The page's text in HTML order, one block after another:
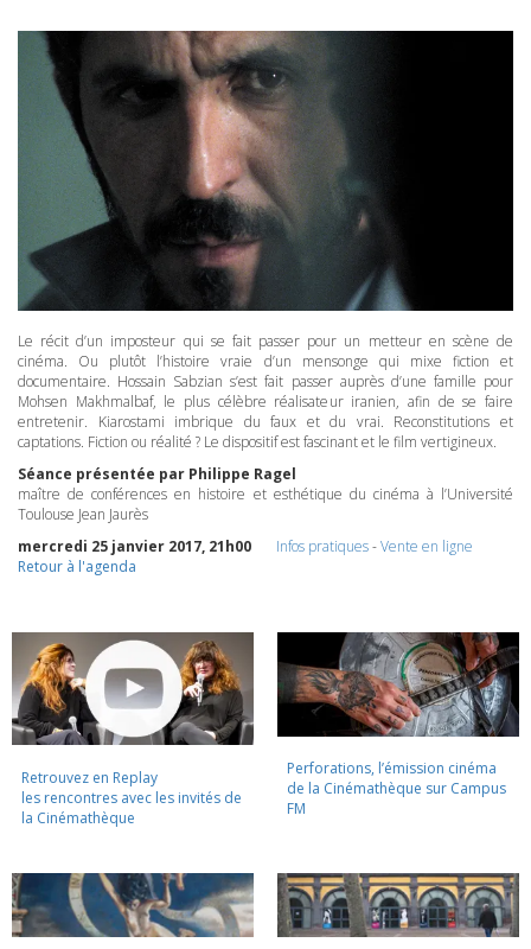
Le récit d’un imposteur qui se fait passer pour un metteur en scène de
cinéma. Ou plutôt l’histoire vraie d’un mensonge qui mixe fiction et
documentaire. Hossain Sabzian s’est fait passer auprès d’une famille pour
Mohsen Makhmalbaf, le plus célèbre réalisateur iranien, afin de se faire
entretenir. Kiarostami imbrique du faux et du vrai. Reconstitutions et
captations. Fiction ou réalité ? Le dispositif est fascinant et le film vertigineux.
Séance présentée par Philippe Ragel
maître de conférences en histoire et esthétique du cinéma à l’Université
Toulouse Jean Jaurès
mercredi 25 janvier 2017, 21h00
Infos pratiques-Vente en ligne
Retour à l'agenda
Retrouvez en Replay
les rencontres avec les invités de
la Cinémathèque
Perforations, l’émission cinéma
de la Cinémathèque sur Campus
FM